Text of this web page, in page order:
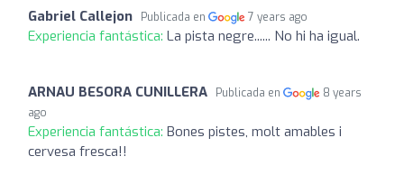
Gabriel Callejon Publicada en 7 years ago
Experiencia fantástica: La pista negre...... No hi ha igual.
ARNAU BESORA CUNILLERA Publicada en
8 years
ago
Experiencia fantástica: Bones pistes, molt amables i
cervesa fresca!!